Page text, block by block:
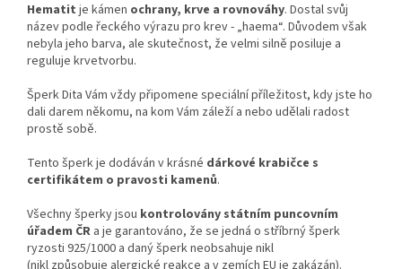
Hematit je kámen ochrany, krve a rovnováhy. Dostal svůj
název podle řeckého výrazu pro krev - „haema“. Důvodem však
nebyla jeho barva, ale skutečnost, že velmi silně posiluje a
reguluje krvetvorbu.
Šperk Dita Vám vždy připomene speciální příležitost, kdy jste ho
dali darem někomu, na kom Vám záleží a nebo udělali radost
prostě sobě.
Tento šperk je dodáván v krásné dárkové krabičce s
certifikátem o pravosti kamenů.
Všechny šperky jsou kontrolovány státním puncovním
úřadem ČR a je garantováno, že se jedná o stříbrný šperk
ryzosti 925/1000 a daný šperk neobsahuje nikl